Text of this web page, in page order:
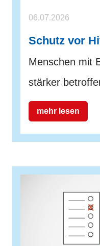
06.07.2026
Schutz vor
Menschen mit
stärker
mehr lesen